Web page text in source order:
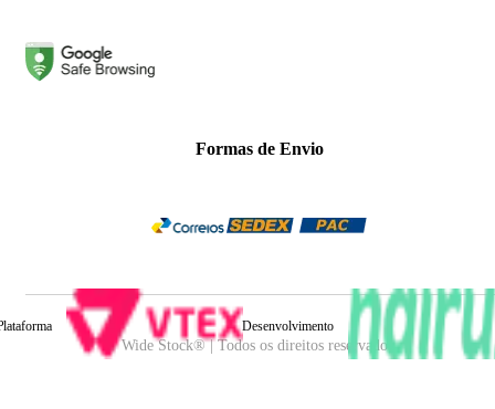
Formas de Envio
Wide Stock® | Todos os direitos reservados.
Desenvolvimento